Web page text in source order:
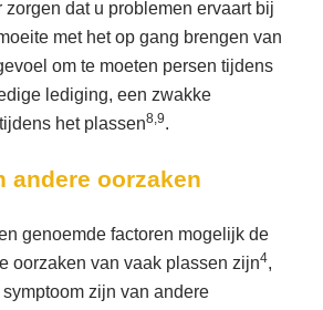
zorgen dat u problemen ervaart bij
met het op gang brengen van
om te moeten persen tijdens
lediging, een zwakke
het plassen8,9.
andere oorzaken
genoemde factoren mogelijk de
oorzaken van vaak plassen zijn4,
zijn van andere